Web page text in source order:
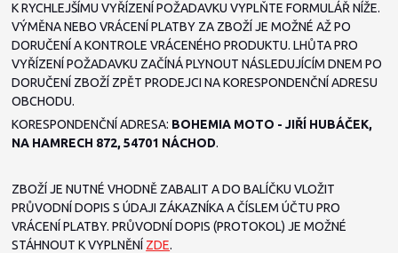
K RYCHLEJŠÍMU VYŘÍZENÍ POŽADAVKU VYPLŇTE FORMULÁŘ NÍŽE.
VÝMĚNA NEBO VRÁCENÍ PLATBY ZA ZBOŽÍ JE MOŽNÉ AŽ PO
DORUČENÍ A KONTROLE VRÁCENÉHO PRODUKTU. LHŮTA PRO
VYŘÍZENÍ POŽADAVKU ZAČÍNÁ PLYNOUT NÁSLEDUJÍCÍM DNEM PO
DORUČENÍ ZBOŽÍ ZPĚT PRODEJCI NA KORESPONDENČNÍ ADRESU
OBCHODU.
KORESPONDENČNÍ ADRESA: BOHEMIA MOTO - JIŘÍ HUBÁČEK,
NA HAMRECH 872, 54701 NÁCHOD.
ZBOŽÍ JE NUTNÉ VHODNĚ ZABALIT A DO BALÍČKU VLOŽIT
PRŮVODNÍ DOPIS S ÚDAJI ZÁKAZNÍKA A ČÍSLEM ÚČTU PRO
VRÁCENÍ PLATBY. PRŮVODNÍ DOPIS (PROTOKOL) JE MOŽNÉ
STÁHNOUT K VYPLNĚNÍ ZDE.